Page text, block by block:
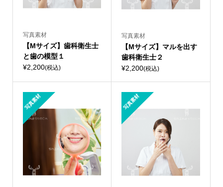
写真素材
【Mサイズ】歯科衛生士
と歯の模型１
¥2,200(税込)
写真素材
【Mサイズ】マルを出す
歯科衛生士２
¥2,200(税込)
写真素材 写真素材